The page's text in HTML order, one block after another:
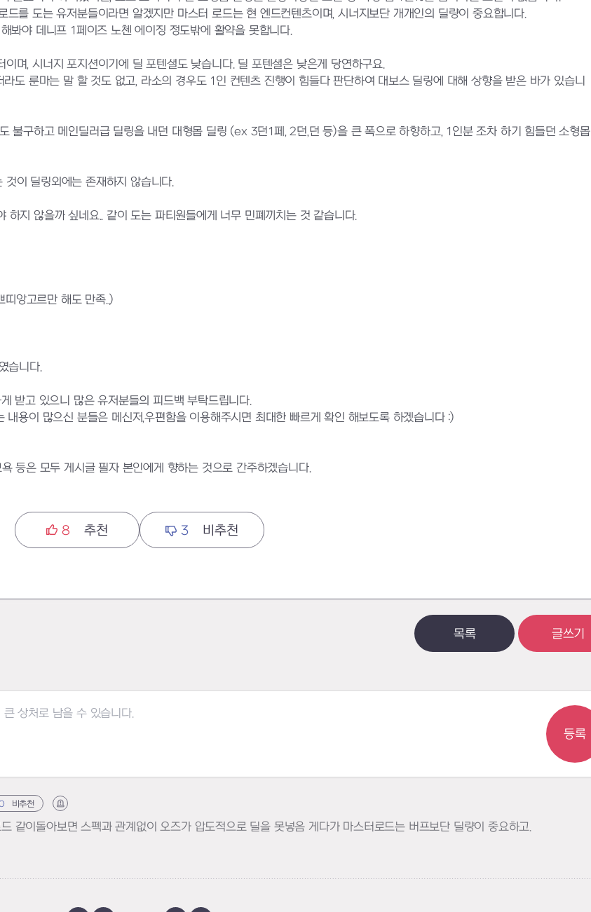
를 도는 유저분들이라면 알겠지만 마스터 로드는 현 엔드컨텐츠이며, 시너지보단 개개인의 딜량이 중요합니다.
봐야 데니프 1페이즈 노첸 에이징 정도밖에 활약을 못합니다.
며, 시너지 포지션이기에 딜 포텐셜도 낮습니다. 딜 포텐셜은 낮은게 당연하구요.
도 룬마는 말 할 것도 없고, 라소의 경우도 1인 컨텐츠 진행이 힘들다 판단하여 대보스 딜링에 대해 상향을 받은 바가 있습니
불구하고 메인딜러급 딜링을 내던 대형몹 딜링 (ex 3던1페, 2던,던 등)을 큰 폭으로 하향하고, 1인분 조차 하기 힘들던 소형몹
이 딜링외에는 존재하지 않습니다.
지 않을까 싶네요.. 같이 도는 파티원들에게 너무 민폐끼치는 것 같습니다.
앙고르만 해도 만족..)
습니다.
받고 있으니 많은 유저분들의 피드백 부탁드립니다.
용이 많으신 분들은 메신저,우편함을 이용해주시면 최대한 빠르게 확인 해보도록 하겠습니다 :)
등은 모두 게시글 필자 본인에게 향하는 것으로 간주하겠습니다.
8 추천 3 비추천
목록 글쓰기
등록
비추천 신고하기
같이돌아보면 스펙과 관계없이 오즈가 압도적으로 딜을 못넣음 게다가 마스터로드는 버프보단 딜량이 중요하고.